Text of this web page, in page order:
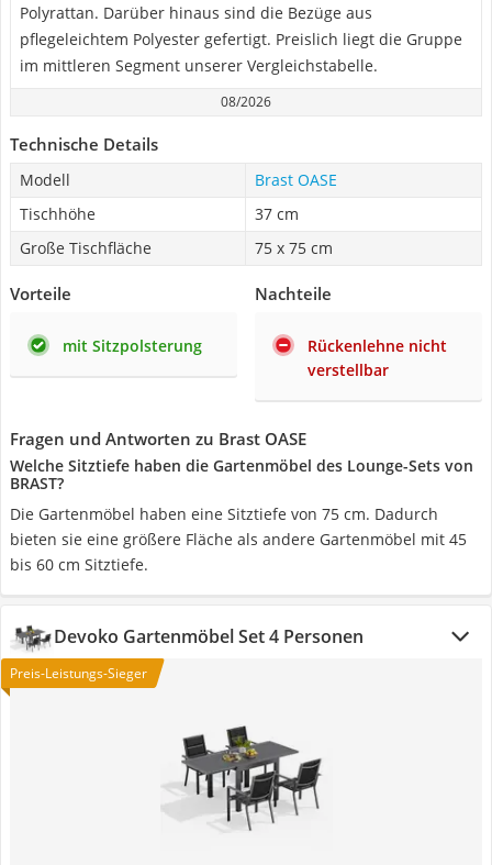
Polyrattan. Darüber hinaus sind die Bezüge aus
pflegeleichtem Polyester gefertigt. Preislich liegt die Gruppe
im mittleren Segment unserer Vergleichstabelle.
08/2026
Technische Details
Modell
Brast OASE
Tischhöhe
37 cm
Große Tischfläche
75 x 75 cm
Vorteile
mit Sitzpolsterung
Nachteile
Rückenlehne nicht
verstellbar
Fragen und Antworten zu Brast OASE
Welche Sitztiefe haben die Gartenmöbel des Lounge-Sets von
BRAST?
Die Gartenmöbel haben eine Sitztiefe von 75 cm. Dadurch
bieten sie eine größere Fläche als andere Gartenmöbel mit 45
bis 60 cm Sitztiefe.
Devoko Gartenmöbel Set 4 Personen
Preis-Leistungs-Sieger